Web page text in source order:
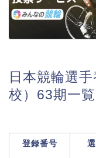
日本競輪選
校）63期一覧
登録番号